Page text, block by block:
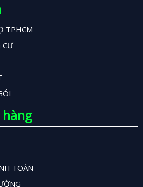
TPHCM
CƯ
TOÁN